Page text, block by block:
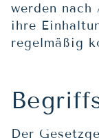
werden
ihre
regelmäßig
Der